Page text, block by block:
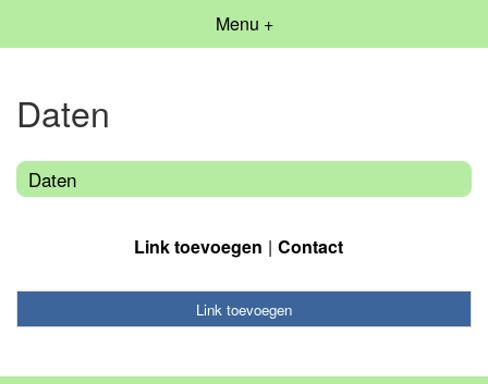
Menu +
Daten
Daten
Link toevoegen Contact
Link toevoegen